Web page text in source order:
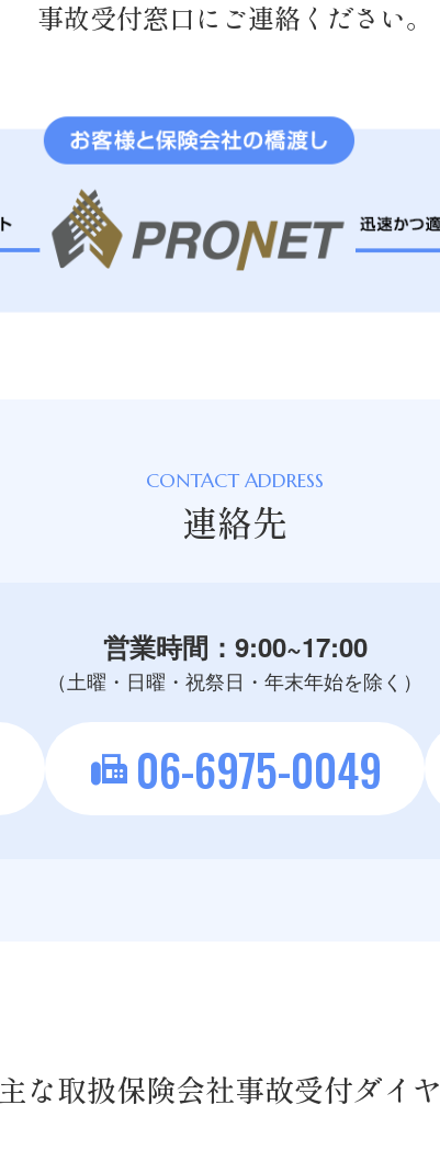
事故受付窓口にご連絡ください。
CONTACT ADDRESS
連絡先
営業時間：9:00~17:00
（土曜・日曜・祝祭日・ 年末年始を除く）
fax 06-6975-0049
主な取扱保険会社事故受付ダイ